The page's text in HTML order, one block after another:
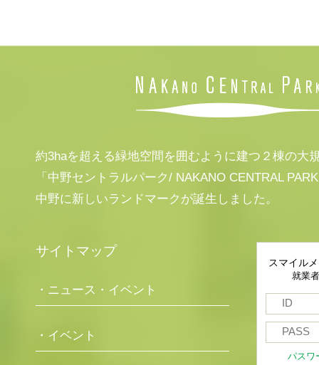
約3haを超える緑地空間を囲むように建つ２棟の大
「中野セントラルパーク/ NAKANO CENTRAL
中野に新しいランドマークが誕生しました。
サイトマップ
・ニュース・イベント
・イベント
スマイル
就業
パスワ